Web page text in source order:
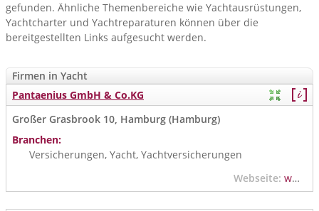
gefunden. Ähnliche Themenbereiche wie Yachtausrüstungen,
Yachtcharter und Yachtreparaturen können über die
bereitgestellten Links aufgesucht werden.
Firmen in Yacht
Pantaenius GmbH & Co.KG
Großer Grasbrook 10, Hamburg (Hamburg)
Branchen:
Versicherungen, Yacht, Yachtversicherungen
Webseite: www.pantaenius.de